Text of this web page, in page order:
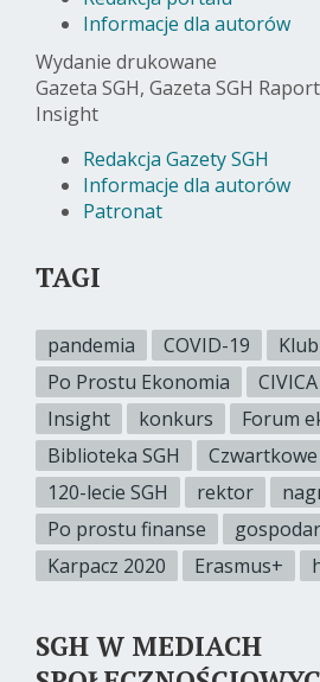
Informacje dla autorów
Wydanie drukowane
Gazeta SGH, Gazeta SGH
Insight
Redakcja Gazety SGH
Informacje dla autorów
Patronat
TAGI
pandemia COVID-19
Po Prostu Ekonomia
CIVICA
Insight
konkurs
Forum
Biblioteka SGH
Czwartkowe
120-lecie SGH
rektor
Po prostu finanse
Karpacz 2020
Erasmus+
SGH W MEDIACH